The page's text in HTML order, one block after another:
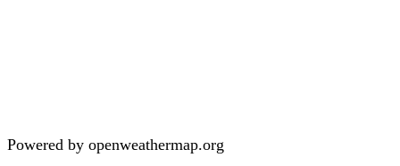
Powered by openweathermap.org